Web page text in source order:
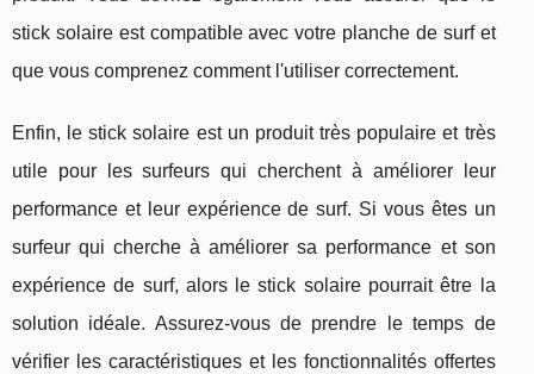
stick solaire est compatible avec votre planche de surf et
que vous comprenez comment l'utiliser correctement.
Enfin, le stick solaire est un produit très populaire et très
utile pour les surfeurs qui cherchent à améliorer leur
performance et leur expérience de surf. Si vous êtes un
surfeur qui cherche à améliorer sa performance et son
expérience de surf, alors le stick solaire pourrait être la
solution idéale. Assurez-vous de prendre le temps de
vérifier les caractéristiques et les fonctionnalités offertes